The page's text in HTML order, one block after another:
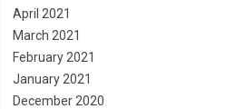
April 2021
March 2021
February 2021
January 2021
December 2020